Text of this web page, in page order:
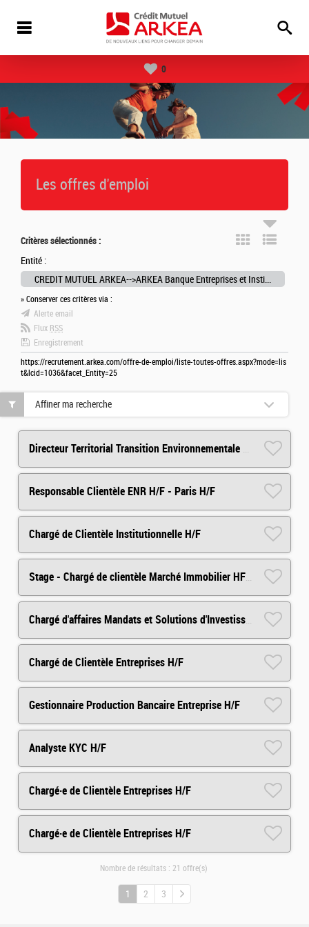
0
Les offres d'emploi
Critères sélectionnés :
Entité :
CREDIT MUTUEL ARKEA-->ARKEA Banque Entreprises et Institutionnels
» Conserver ces critères via :
Alerte email
Flux RSS
Enregistrement
https://recrutement.arkea.com/offre-de-emploi/liste-toutes-offres.aspx?mode=lis
t&lcid=1036&facet_Entity=25
Directeur Territorial Transition Environnementale - Paris H/F
Responsable Clientèle ENR H/F - Paris H/F
Chargé de Clientèle Institutionnelle H/F
Stage - Chargé de clientèle Marché Immobilier HF H/F
Chargé d'affaires Mandats et Solutions d'Investissements Arkéa Capital H/F
Chargé de Clientèle Entreprises H/F
Gestionnaire Production Bancaire Entreprise H/F
Analyste KYC H/F
Chargé·e de Clientèle Entreprises H/F
Chargé·e de Clientèle Entreprises H/F
Affiner ma recherche
Nombre de résultats : 21 offre(s)
1 2 3